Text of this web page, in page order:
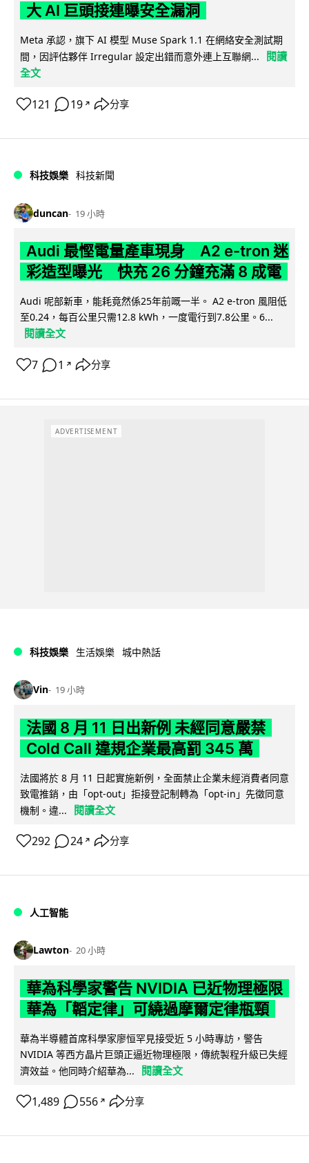
大 AI 巨頭接連曝安全漏洞
Meta 承認，旗下 AI 模型 Muse Spark 1.1 在網絡安全測試期
間，因評估夥伴 Irregular 設定出錯而意外連上互聯網...
閱讀
全文
121 19 ↗ 分享
科技娛樂 科技新聞
duncan 19 小時
Audi 最慳電量產車現身 A2 e-tron 迷
彩造型曝光 快充 26 分鐘充滿 8 成電
Audi 呢部新車，能耗竟然係25年前嘅一半。 A2 e-tron 風阻低
至0.24，每百公里只需12.8 kWh，一度電行到7.8公里。6...
閱讀全文
7 1 ↗ 分享
ADVERTISEMENT
科技娛樂 生活娛樂 城中熱話
Vin 19 小時
法國 8 月 11 日出新例 未經同意嚴禁
Cold Call 違規企業最高罰 345 萬
法國將於 8 月 11 日起實施新例，全面禁止企業未經消費者同意
致電推銷，由「opt-out」拒接登記制轉為「opt-in」先徵同意
機制。違...
閱讀全文
292 24 ↗ 分享
人工智能
Lawton 20 小時
華為科學家警告 NVIDIA 已近物理極限
華為「韜定律」可繞過摩爾定律瓶頸
華為半導體首席科學家廖恒罕見接受近 5 小時專訪，警告
NVIDIA 等西方晶片巨頭正逼近物理極限，傳統製程升級已失經
濟效益。他同時介紹華為...
閱讀全文
1,489 556 ↗ 分享